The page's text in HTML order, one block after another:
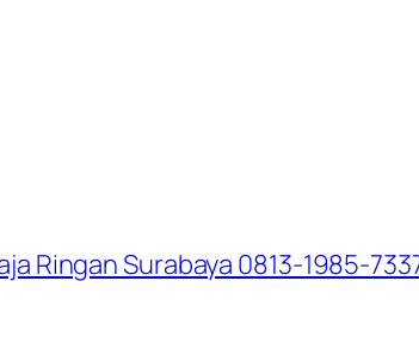
Ringan Surabaya 0813-1985-